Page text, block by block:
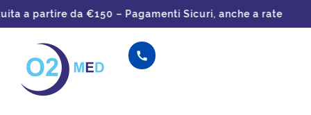
partire da €150 – Pagamenti Sicuri, anche a rate
